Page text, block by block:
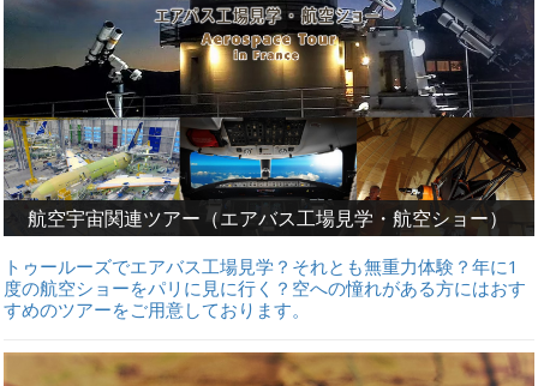
航空宇宙関連ツアー（エアバス工場見学・航空ショー）
トゥールーズでエアバス工場見学？それとも無重力体験？年に1
度の航空ショーをパリに見に行く？空への憧れがある方にはおす
すめのツアーをご用意しております。